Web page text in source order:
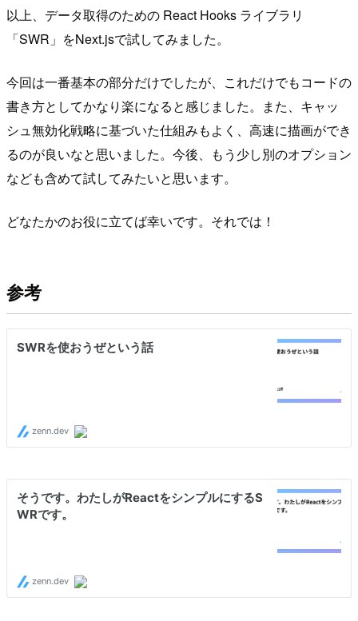
以上、データ取得のための React Hooks ライブラリ
「SWR」をNext.jsで試してみました。
今回は一番基本の部分だけでしたが、これだけでもコードの
書き方としてかなり楽になると感じました。また、キャッ
シュ無効化戦略に基づいた仕組みもよく、高速に描画ができ
るのが良いなと思いました。今後、もう少し別のオプション
なども含めて試してみたいと思います。
どなたかのお役に立てば幸いです。それでは！
参考